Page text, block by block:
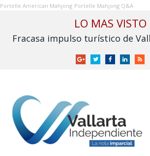
Portelle American Mahjong Portelle Mahjong Q&A
LO MAS VISTO
GoogleTwitterFacebookLinkedInRSS